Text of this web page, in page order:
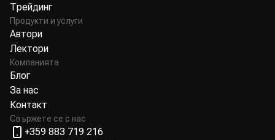
Трейдинг
Продукти и услуги
Автори
Лектори
Компанията
Блог
За нас
Контакт
Свържете се с нас
+359 883 719 216